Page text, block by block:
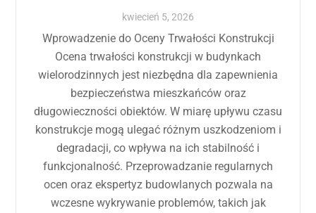
kwiecień 5, 2026
Wprowadzenie do Oceny Trwałości Konstrukcji
Ocena trwałości konstrukcji w budynkach
wielorodzinnych jest niezbędna dla zapewnienia
bezpieczeństwa mieszkańców oraz
długowieczności obiektów. W miarę upływu czasu
konstrukcje mogą ulegać różnym uszkodzeniom i
degradacji, co wpływa na ich stabilność i
funkcjonalność. Przeprowadzanie regularnych
ocen oraz ekspertyz budowlanych pozwala na
wczesne wykrywanie problemów, takich jak